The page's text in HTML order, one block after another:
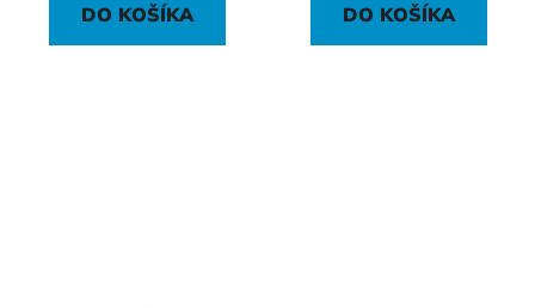
DO KOŠÍKA DO KOŠÍKA